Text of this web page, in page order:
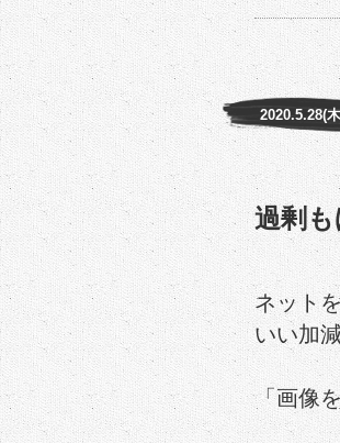
2020.5.28(
過剰
ネット
いい加
「画像